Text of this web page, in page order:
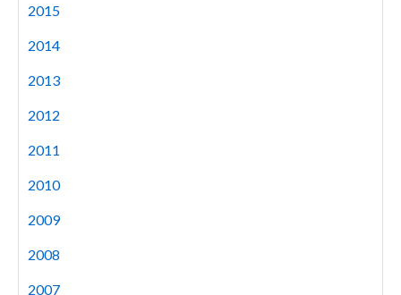
2015
2014
2013
2012
2011
2010
2009
2008
2007